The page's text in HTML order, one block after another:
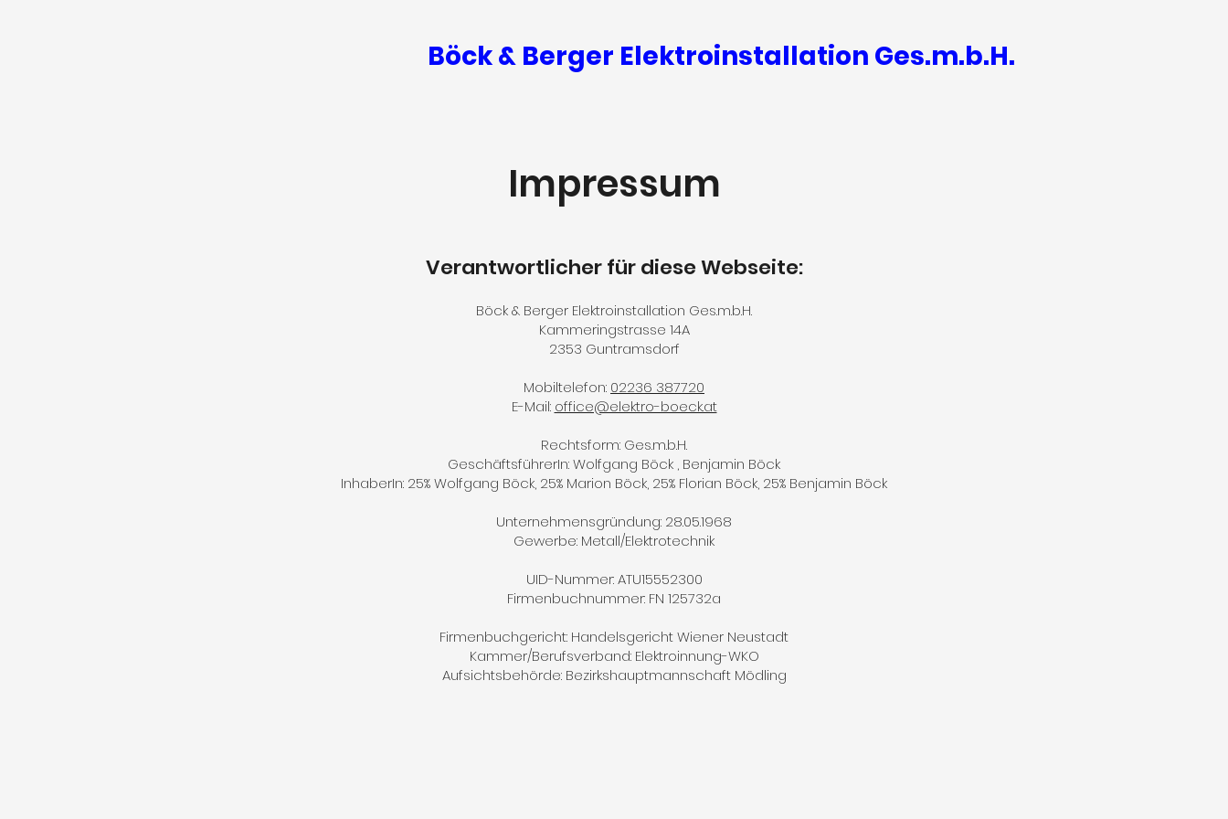
Böck & Berger Elektroinstallation Ges.m.b.H.
Impressum
Verantwortlicher für diese Webseite:​
Böck & Berger Elektroinstallation Ges.m.b.H.
Kammeringstrasse 14A
2353 Guntramsdorf
Mobiltelefon: 02236 387720
E-Mail: office@elektro-boeck.at
Rechtsform: Ges.m.b.H.
GeschäftsführerIn: Wolfgang Böck , Benjamin Böck
InhaberIn: 25% Wolfgang Böck, 25% Marion Böck, 25% Florian Böck, 25% Benjamin Böck
Unternehmensgründung: 28.05.1968
Gewerbe: Metall/Elektrotechnik
UID-Nummer: ATU15552300
Firmenbuchnummer: FN 125732a
Firmenbuchgericht: Handelsgericht Wiener Neustadt
Kammer/Berufsverband: Elektroinnung-WKO
Aufsichtsbehörde: Bezirkshauptmannschaft Mödling